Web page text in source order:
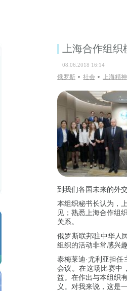
上海合作组
08.06.2018 16:14
俄罗斯 社会 上海精神
到我们各国未来的外
本组织秘书长认为，
见；熟悉上海合作组
关系。
俄罗斯联邦驻中华人
组织的活动非常感兴
泰梅莱迪·尤利亚担
会议。在这场比赛中
益。在作出与本组织
义。对我来说，这是